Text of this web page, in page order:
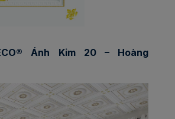
Ánh Kim 20 – Hoàng